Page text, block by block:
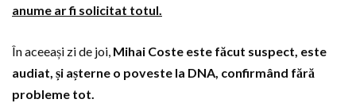
anume ar fi solicitat totul.
În aceeași zi de joi, Mihai Coste este făcut suspect, este
audiat, și așterne o poveste la DNA, confirmând fără
probleme tot.